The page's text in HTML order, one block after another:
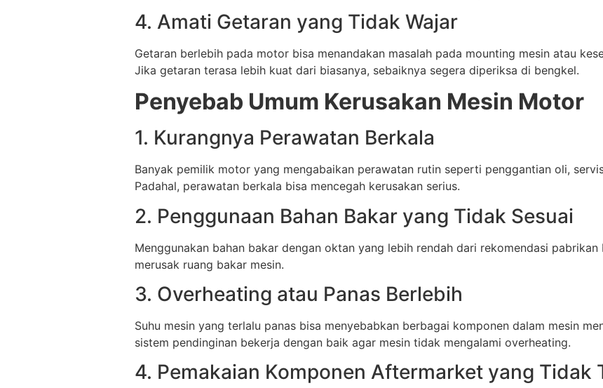
4. Amati Getaran yang Tidak Wajar
Getaran berlebih pada motor bisa menandakan masalah pada mounting mesin atau
Jika getaran terasa lebih kuat dari biasanya, sebaiknya segera diperiksa di bengkel.
Penyebab Umum Kerusakan Mesin Motor
1. Kurangnya Perawatan Berkala
Banyak pemilik motor yang mengabaikan perawatan rutin seperti penggantian oli,
Padahal, perawatan berkala bisa mencegah kerusakan serius.
2. Penggunaan Bahan Bakar yang Tidak Sesuai
Menggunakan bahan bakar dengan oktan yang lebih rendah dari rekomendasi
merusak ruang bakar mesin.
3. Overheating atau Panas Berlebih
Suhu mesin yang terlalu panas bisa menyebabkan berbagai komponen dalam mesin
sistem pendinginan bekerja dengan baik agar mesin tidak mengalami overheating.
4. Pemakaian Komponen Aftermarket yang Tidak